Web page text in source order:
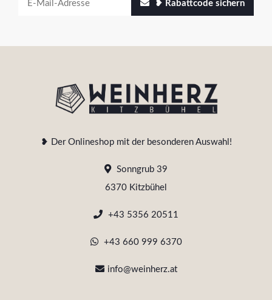
❥ Rabattcode sichern
❥ Der Onlineshop mit der besonderen Auswahl!
Sonngrub 39
6370 Kitzbühel
+43 5356 20511
+43 660 999 6370
info@weinherz.at